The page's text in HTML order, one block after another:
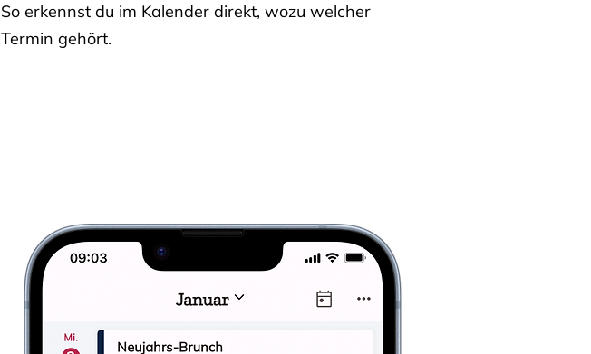
So erkennst du im Kalender direkt, wozu welcher
Termin gehört.